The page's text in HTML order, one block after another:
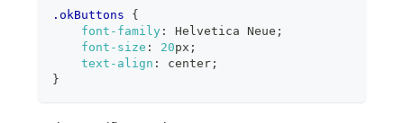
.okButtons
{
font-family : Helvetica Neue ;
font-size : 20px ;
text-align : center ;
}